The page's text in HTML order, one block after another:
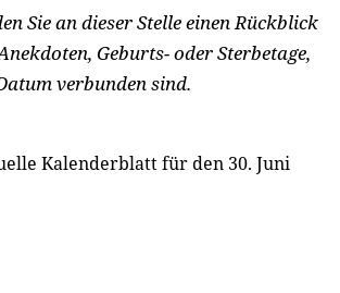
Sie an dieser Stelle einen Rückblick
Geburts- oder Sterbetage,
verbunden sind.
Kalenderblatt für den 30. Juni